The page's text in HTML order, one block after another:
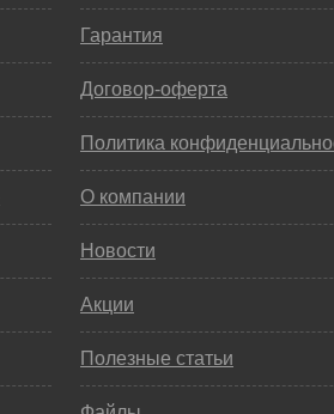
Гарантия
Договор-оферта
Политика
О компании
Новости
Акции
Полезные статьи